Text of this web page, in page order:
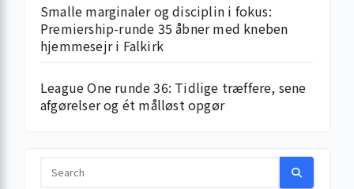
Smalle marginaler og disciplin i fokus:
Premiership-runde 35 åbner med kneben
hjemme­sejr i Falkirk
League One runde 36: Tidlige træffere, sene
afgørelser og ét målløst opgør